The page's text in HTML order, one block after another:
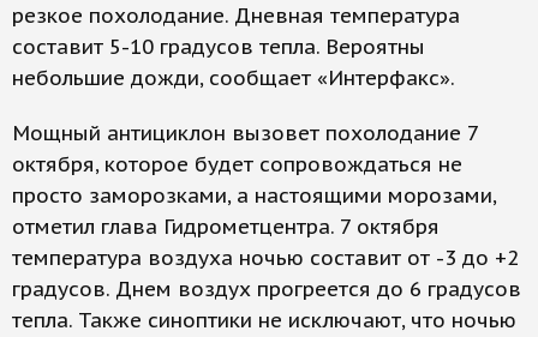
резкое похолодание. Дневная температура
составит 5-10 градусов тепла. Вероятны
небольшие дожди, сообщает «Интерфакс».
Мощный антициклон вызовет похолодание 7
октября, которое будет сопровождаться не
просто заморозками, а настоящими морозами,
отметил глава Гидрометцентра. 7 октября
температура воздуха ночью составит от -3 до +2
градусов. Днем воздух прогреется до 6 градусов
тепла. Также синоптики не исключают, что ночью